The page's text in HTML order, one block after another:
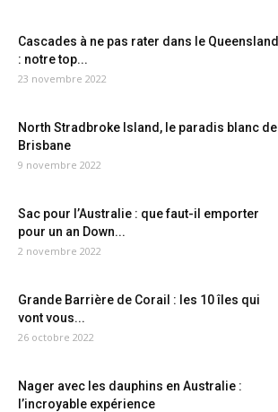
Cascades à ne pas rater dans le Queensland
: notre top...
23 novembre 2022
North Stradbroke Island, le paradis blanc de
Brisbane
9 novembre 2022
Sac pour l’Australie : que faut-il emporter
pour un an Down...
2 novembre 2022
Grande Barrière de Corail : les 10 îles qui
vont vous...
26 octobre 2022
Nager avec les dauphins en Australie :
l’incroyable expérience